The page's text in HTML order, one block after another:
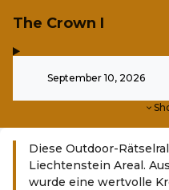
The Crown I
September 10, 2026
Diese Outdoor-
Liechtenstein Areal.
wurde eine wertvolle